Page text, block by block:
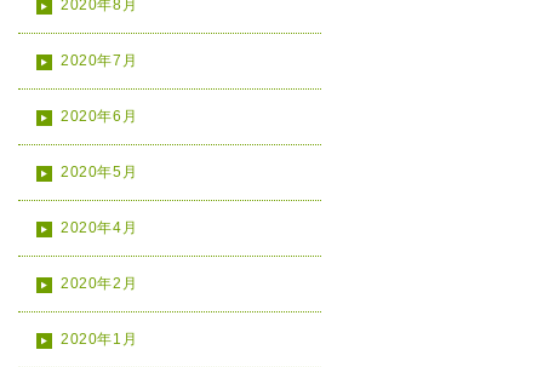
2020年8月
2020年7月
2020年6月
2020年5月
2020年4月
2020年2月
2020年1月